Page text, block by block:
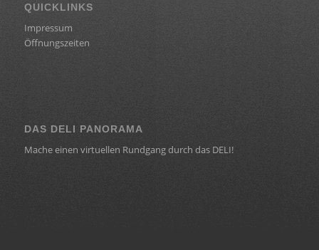
QUICKLINKS
Impressum
Öffnungszeiten
DAS DELI PANORAMA
Mache einen virtuellen Rundgang durch das DELI!